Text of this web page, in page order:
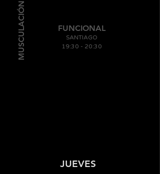
FUNCIONAL
SANTIAGO
19:30 - 20:30
MUSCULACIÓN
JUEVES